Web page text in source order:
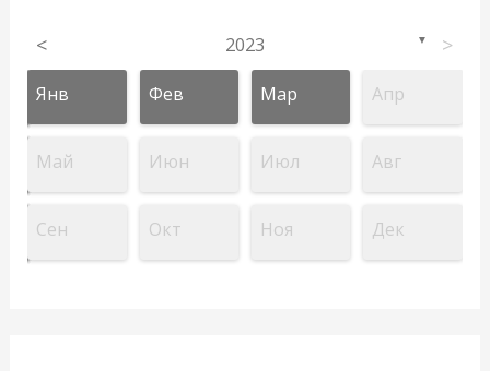
< 2023 ▼ >
Янв Фев Мар Апр
Май Июн Июл Авг
Сен Окт Ноя Дек